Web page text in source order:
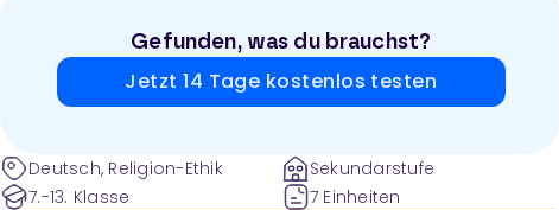
Gefunden, was du brauchst?
Jetzt 14 Tage kostenlos testen
Deutsch, Religion-Ethik
7.-13. Klasse
Sekundarstufe
7 Einheiten